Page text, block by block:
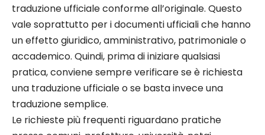
traduzione ufficiale conforme all’originale. Questo
vale soprattutto per i documenti ufficiali che hanno
un effetto giuridico, amministrativo, patrimoniale o
accademico. Quindi, prima di iniziare qualsiasi
pratica, conviene sempre verificare se è richiesta
una traduzione ufficiale o se basta invece una
traduzione semplice.
Le richieste più frequenti riguardano pratiche